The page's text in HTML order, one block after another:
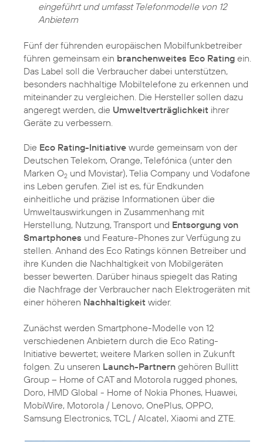
eingeführt und umfasst Telefonmodelle von 12
Anbietern
Fünf der führenden europäischen Mobilfunkbetreiber
führen gemeinsam ein branchenweites Eco Rating ein.
Das Label soll die Verbraucher dabei unterstützen,
besonders nachhaltige Mobiltelefone zu erkennen und
miteinander zu vergleichen. Die Hersteller sollen dazu
angeregt werden, die Umweltverträglichkeit ihrer
Geräte zu verbessern.
Die Eco Rating-Initiative wurde gemeinsam von der
Deutschen Telekom, Orange, Telefónica (unter den
Marken O2 und Movistar), Telia Company und Vodafone
ins Leben gerufen. Ziel ist es, für Endkunden
einheitliche und präzise Informationen über die
Umweltauswirkungen in Zusammenhang mit
Herstellung, Nutzung, Transport und Entsorgung von
Smartphones und Feature-Phones zur Verfügung zu
stellen. Anhand des Eco Ratings können Betreiber und
ihre Kunden die Nachhaltigkeit von Mobilgeräten
besser bewerten. Darüber hinaus spiegelt das Rating
die Nachfrage der Verbraucher nach Elektrogeräten mit
einer höheren Nachhaltigkeit wider.
Zunächst werden Smartphone-Modelle von 12
verschiedenen Anbietern durch die Eco Rating-
Initiative bewertet; weitere Marken sollen in Zukunft
folgen. Zu unseren Launch-Partnern gehören Bullitt
Group – Home of CAT and Motorola rugged phones,
Doro, HMD Global - Home of Nokia Phones, Huawei,
MobiWire, Motorola / Lenovo, OnePlus, OPPO,
Samsung Electronics, TCL / Alcatel, Xiaomi and ZTE.